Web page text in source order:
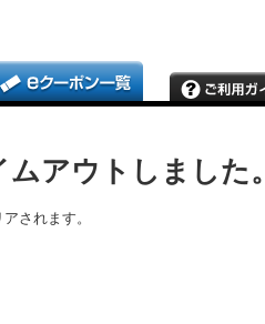
アウトしました。
されます。